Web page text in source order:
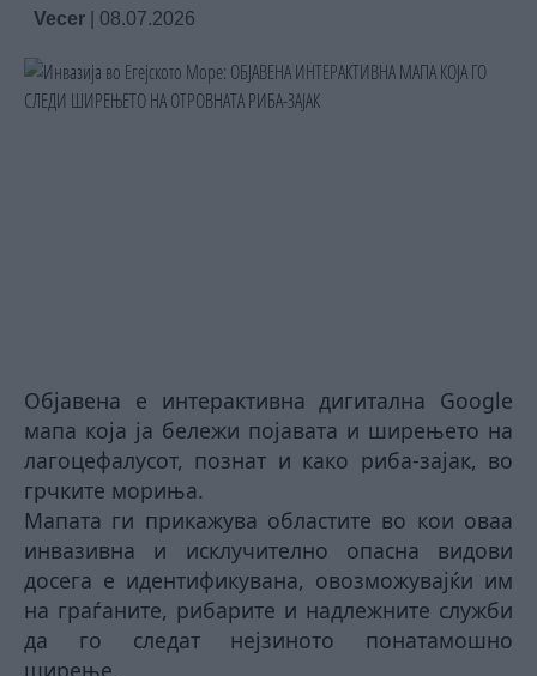
Vecer 08.07.2026
Објавена е интерактивна дигитална Google
мапа која ја бележи појавата и ширењето на
лагоцефалусот, познат и како риба-зајак, во
грчките мориња.
Мапата ги прикажува областите во кои оваа
инвазивна и исклучително опасна видови
досега е идентификувана, овозможувајќи им
на граѓаните, рибарите и надлежните служби
да го следат нејзиното понатамошно
ширење.